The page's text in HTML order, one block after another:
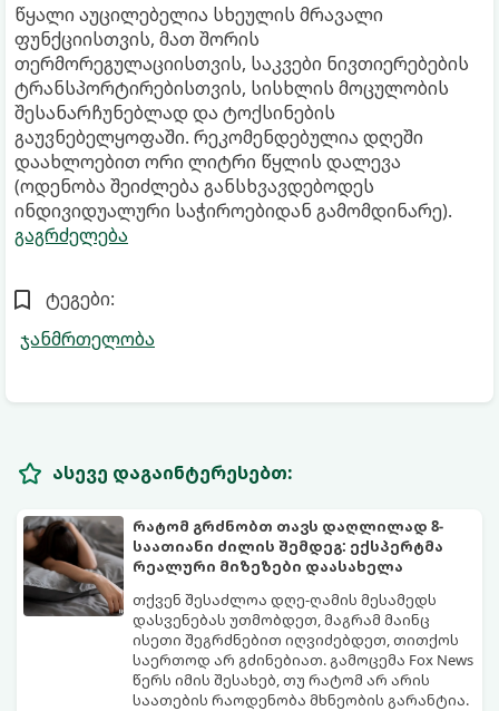
წყალი აუცილებელია სხეულის მრავალი
ფუნქციისთვის, მათ შორის
თერმორეგულაციისთვის, საკვები ნივთიერებების
ტრანსპორტირებისთვის, სისხლის მოცულობის
შესანარჩუნებლად და ტოქსინების
გაუვნებელყოფაში. რეკომენდებულია დღეში
დაახლოებით ორი ლიტრი წყლის დალევა
(ოდენობა შეიძლება განსხვავდებოდეს
ინდივიდუალური საჭიროებიდან გამომდინარე).
გაგრძელება
ტეგები:
ჯანმრთელობა
ასევე დაგაინტერესებთ:
რატომ გრძნობთ თავს დაღლილად 8-
საათიანი ძილის შემდეგ: ექსპერტმა
რეალური მიზეზები დაასახელა
თქვენ შესაძლოა დღე-ღამის მესამედს
დასვენებას უთმობდეთ, მაგრამ მაინც
ისეთი შეგრძნებით იღვიძებდეთ, თითქოს
საერთოდ არ გძინებიათ. გამოცემა Fox News
წერს იმის შესახებ, თუ რატომ არ არის
საათების რაოდენობა მხნეობის გარანტია.